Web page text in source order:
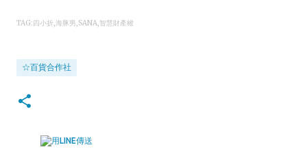
TAG:四小折,海豚男,SANA,智慧財產權
☆百貨合作社